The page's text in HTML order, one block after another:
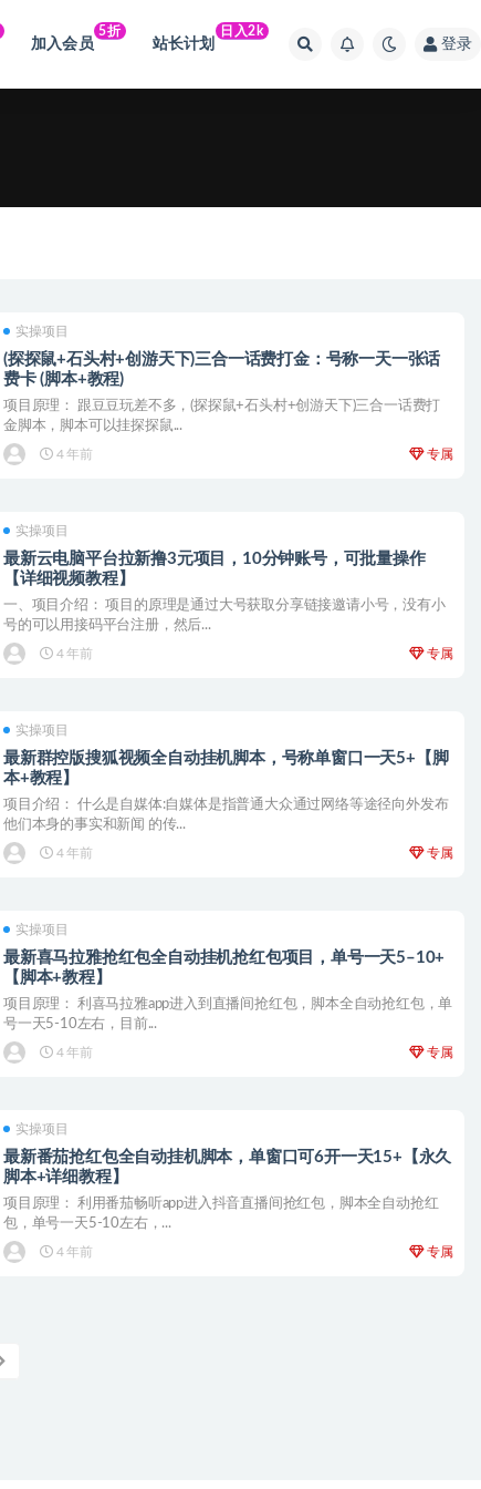
加入会员
5折
站长计划
日入2k
登录
实操项目
(探探鼠+石头村+创游天下)三合一话费打金：号称一天一张话
费卡 (脚本+教程)
项目原理： 跟豆豆玩差不多，(探探鼠+石头村+创游天下)三合一话费打
金脚本，脚本可以挂探探鼠...
4 年前 专属
实操项目
最新云电脑平台拉新撸3元项目，10分钟账号，可批量操作
【详细视频教程】
一、项目介绍： 项目的原理是通过大号获取分享链接邀请小号，没有小
号的可以用接码平台注册，然后...
4 年前 专属
实操项目
最新群控版搜狐视频全自动挂机脚本，号称单窗口一天5+【脚
本+教程】
项目介绍： 什么是自媒体:自媒体是指普通大众通过网络等途径向外发布
他们本身的事实和新闻 的传...
4 年前 专属
实操项目
最新喜马拉雅抢红包全自动挂机抢红包项目，单号一天5–10+
【脚本+教程】
项目原理： 利喜马拉雅app进入到直播间抢红包，脚本全自动抢红包，单
号一天5-10左右，目前...
4 年前 专属
实操项目
最新番茄抢红包全自动挂机脚本，单窗口可6开一天15+【永久
脚本+详细教程】
项目原理： 利用番茄畅听app进入抖音直播间抢红包，脚本全自动抢红
包，单号一天5-10左右，...
4 年前 专属